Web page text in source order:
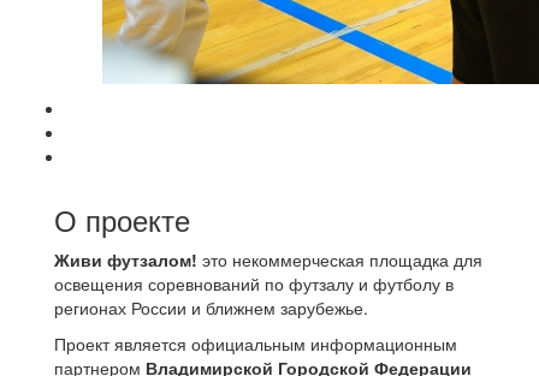
О проекте
Живи футзалом! это некоммерческая площадка для
освещения соревнований по футзалу и футболу в
регионах России и ближнем зарубежье.
Проект является официальным информационным
партнером Владимирской Городской Федерации